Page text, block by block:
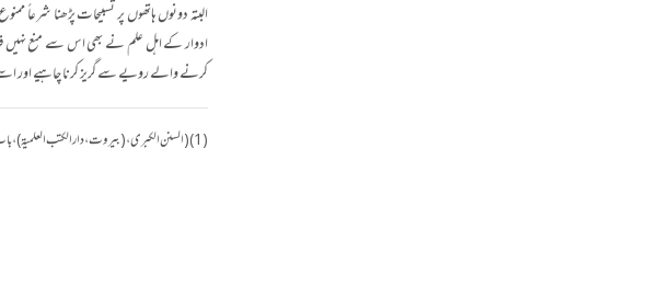
البتہ دونوں ہاتھوں پر تسبیحات پڑھنا شرعاً
ادوار کے اہل علم نے بھی اس سے منع نہیں
کرنے والے رویے سے گریز کرنا چاہیے اور اسے
(1) (السنن الکبری، (بیروت، دار الکتب العلمیۃ)، باب الترغيب في مكث المصلي في مصلاه لإطالة ذكر الله تعالى في نفسه.... 267/2، رقم : 3027)